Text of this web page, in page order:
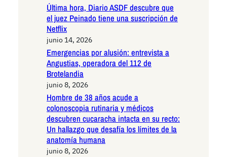
Última hora, Diario ASDF descubre que
el juez Peinado tiene una suscripción de
Netflix
junio 14, 2026
Emergencias por alusión: entrevista a
Angustias, operadora del 112 de
Brotelandia
junio 8, 2026
Hombre de 38 años acude a
colonoscopia rutinaria y médicos
descubren cucaracha intacta en su recto:
Un hallazgo que desafía los límites de la
anatomía humana
junio 8, 2026